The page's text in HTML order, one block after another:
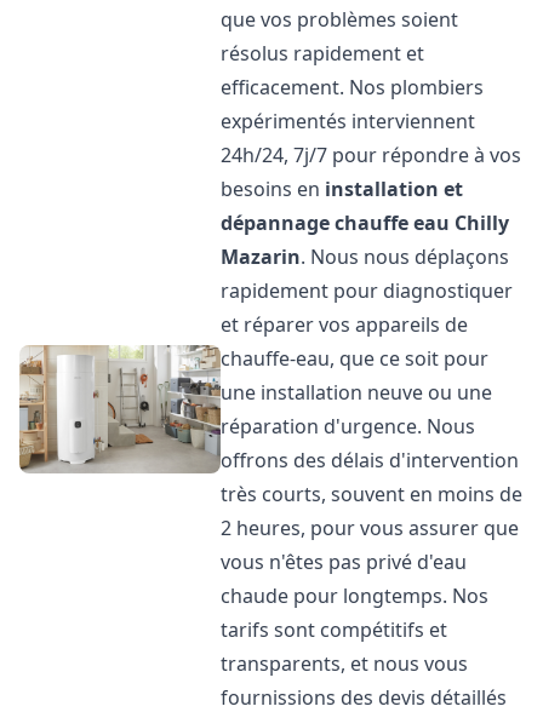
que vos problèmes soient
résolus rapidement et
efficacement. Nos plombiers
expérimentés interviennent
24h/24, 7j/7 pour répondre à vos
besoins en installation et
dépannage chauffe eau Chilly
Mazarin. Nous nous déplaçons
rapidement pour diagnostiquer
et réparer vos appareils de
chauffe-eau, que ce soit pour
une installation neuve ou une
réparation d'urgence. Nous
offrons des délais d'intervention
très courts, souvent en moins de
2 heures, pour vous assurer que
vous n'êtes pas privé d'eau
chaude pour longtemps. Nos
tarifs sont compétitifs et
transparents, et nous vous
fournissions des devis détaillés